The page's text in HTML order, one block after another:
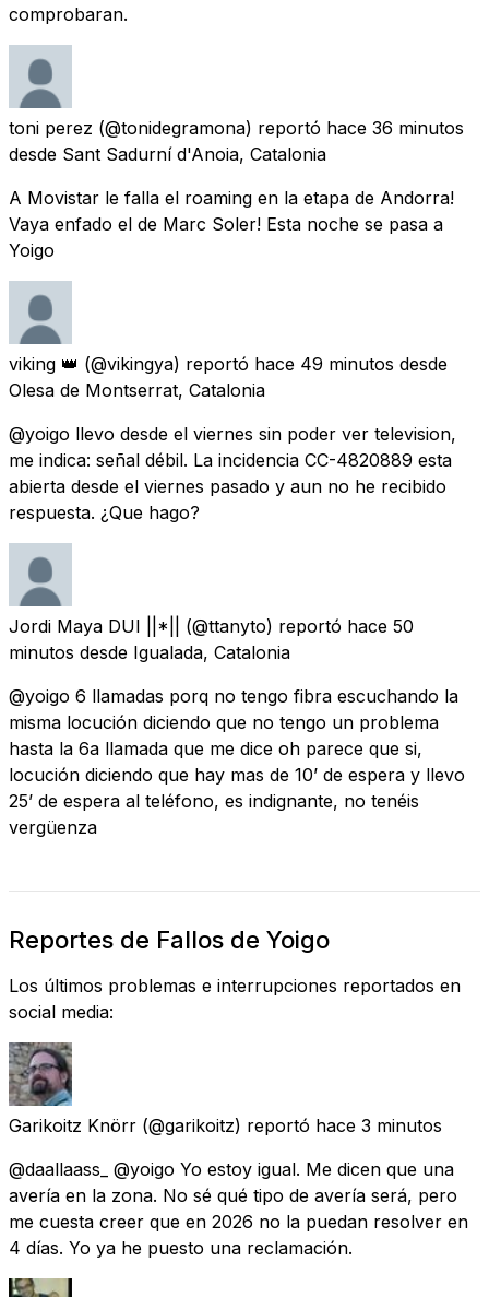
comprobaran.
toni perez (@tonidegramona) reportó hace 36 minutos
desde Sant Sadurní d'Anoia, Catalonia
A Movistar le falla el roaming en la etapa de Andorra!
Vaya enfado el de Marc Soler! Esta noche se pasa a
Yoigo
viking 👑 (@vikingya) reportó hace 49 minutos desde
Olesa de Montserrat, Catalonia
@yoigo llevo desde el viernes sin poder ver television,
me indica: señal débil. La incidencia CC-4820889 esta
abierta desde el viernes pasado y aun no he recibido
respuesta. ¿Que hago?
Jordi Maya DUI ||*|| (@ttanyto) reportó hace 50
minutos desde Igualada, Catalonia
@yoigo 6 llamadas porq no tengo fibra escuchando la
misma locución diciendo que no tengo un problema
hasta la 6a llamada que me dice oh parece que si,
locución diciendo que hay mas de 10’ de espera y llevo
25’ de espera al teléfono, es indignante, no tenéis
vergüenza
Reportes de Fallos de Yoigo
Los últimos problemas e interrupciones reportados en
social media:
Garikoitz Knörr (@garikoitz) reportó hace 3 minutos
@daallaass_ @yoigo Yo estoy igual. Me dicen que una
avería en la zona. No sé qué tipo de avería será, pero
me cuesta creer que en 2026 no la puedan resolver en
4 días. Yo ya he puesto una reclamación.